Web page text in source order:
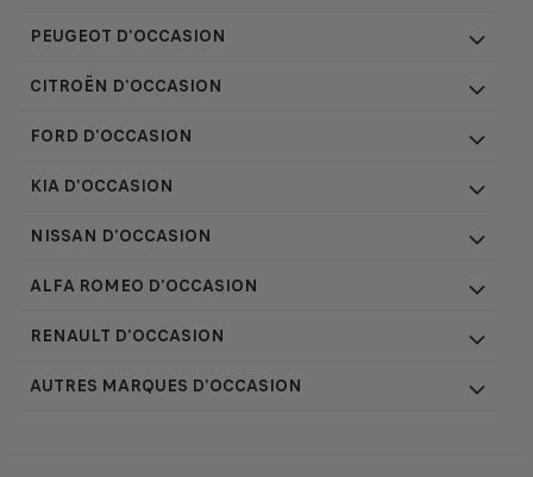
PEUGEOT D'OCCASION
CITROËN D'OCCASION
FORD D'OCCASION
KIA D'OCCASION
NISSAN D'OCCASION
ALFA ROMEO D'OCCASION
RENAULT D'OCCASION
AUTRES MARQUES D'OCCASION